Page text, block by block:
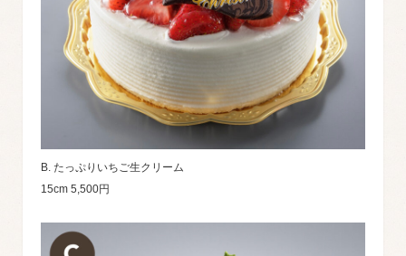
B. たっぷりいちご生クリーム
15cm 5,500円